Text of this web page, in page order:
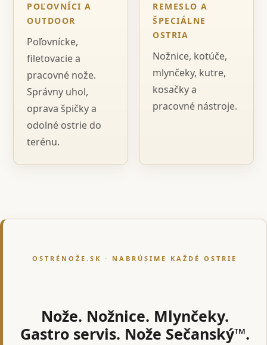
POĽOVNÍCI A
OUTDOOR
Poľovnícke,
filetovacie a
pracovné nože.
Správny uhol,
oprava špičky a
odolné ostrie do
terénu.
REMESLO A
ŠPECIÁLNE
OSTRIA
Nožnice, kotúče,
mlynčeky, kutre,
kosačky a
pracovné nástroje.
OSTRÉNOŽE.SK · NABRÚSIME KAŽDÉ OSTRIE
Nože. Nožnice. Mlynčeky.
Gastro servis. Nože Sečanský™.